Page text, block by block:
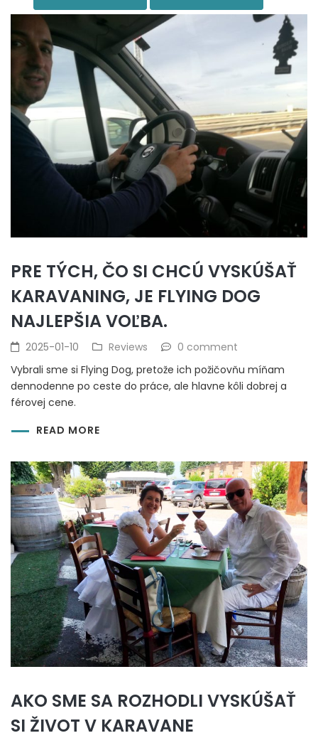
PRE TÝCH, ČO SI CHCÚ VYSKÚŠAŤ
KARAVANING, JE FLYING DOG
NAJLEPŠIA VOĽBA.
2025-01-10 Reviews
0 comment
Vybrali sme si Flying Dog, pretože ich požičovňu míňam
dennodenne po ceste do práce, ale hlavne kôli dobrej a
férovej cene.
READ MORE
AKO SME SA ROZHODLI VYSKÚŠAŤ
SI ŽIVOT V KARAVANE